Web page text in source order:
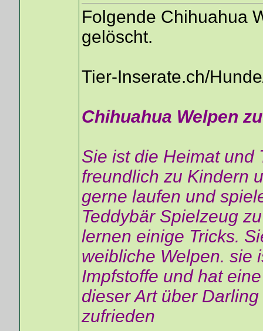
Folgende Chihuahua
gelöscht.
Tier-Inserate.ch/
Chihuahua Welpen
Sie ist die Heimat und
freundlich zu Kindern
gerne laufen und
Teddybär Spielzeug
lernen einige Tricks.
weibliche Welpen. sie
Impfstoffe und hat
dieser Art über
zufrieden